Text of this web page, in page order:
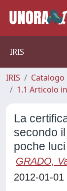
IRIS
IRIS Catalogo
1.1 Articolo
La
secondo
poche
GRADO,
2012-01-01